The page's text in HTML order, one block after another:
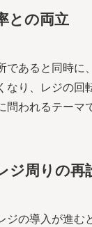
との両立
であると同時
なり、レジの
われるテーマ
ジ周りの再
ジの導入が進む